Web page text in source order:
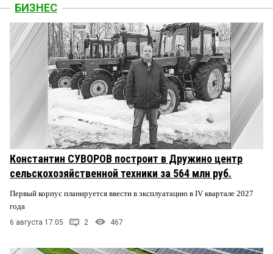
БИЗНЕС
Константин СУВОРОВ построит в Дружино центр
сельскохозяйственной техники за 564 млн руб.
Первый корпус планируется ввести в эксплуатацию в IV квартале 2027
года
6 августа 17:05 2 467